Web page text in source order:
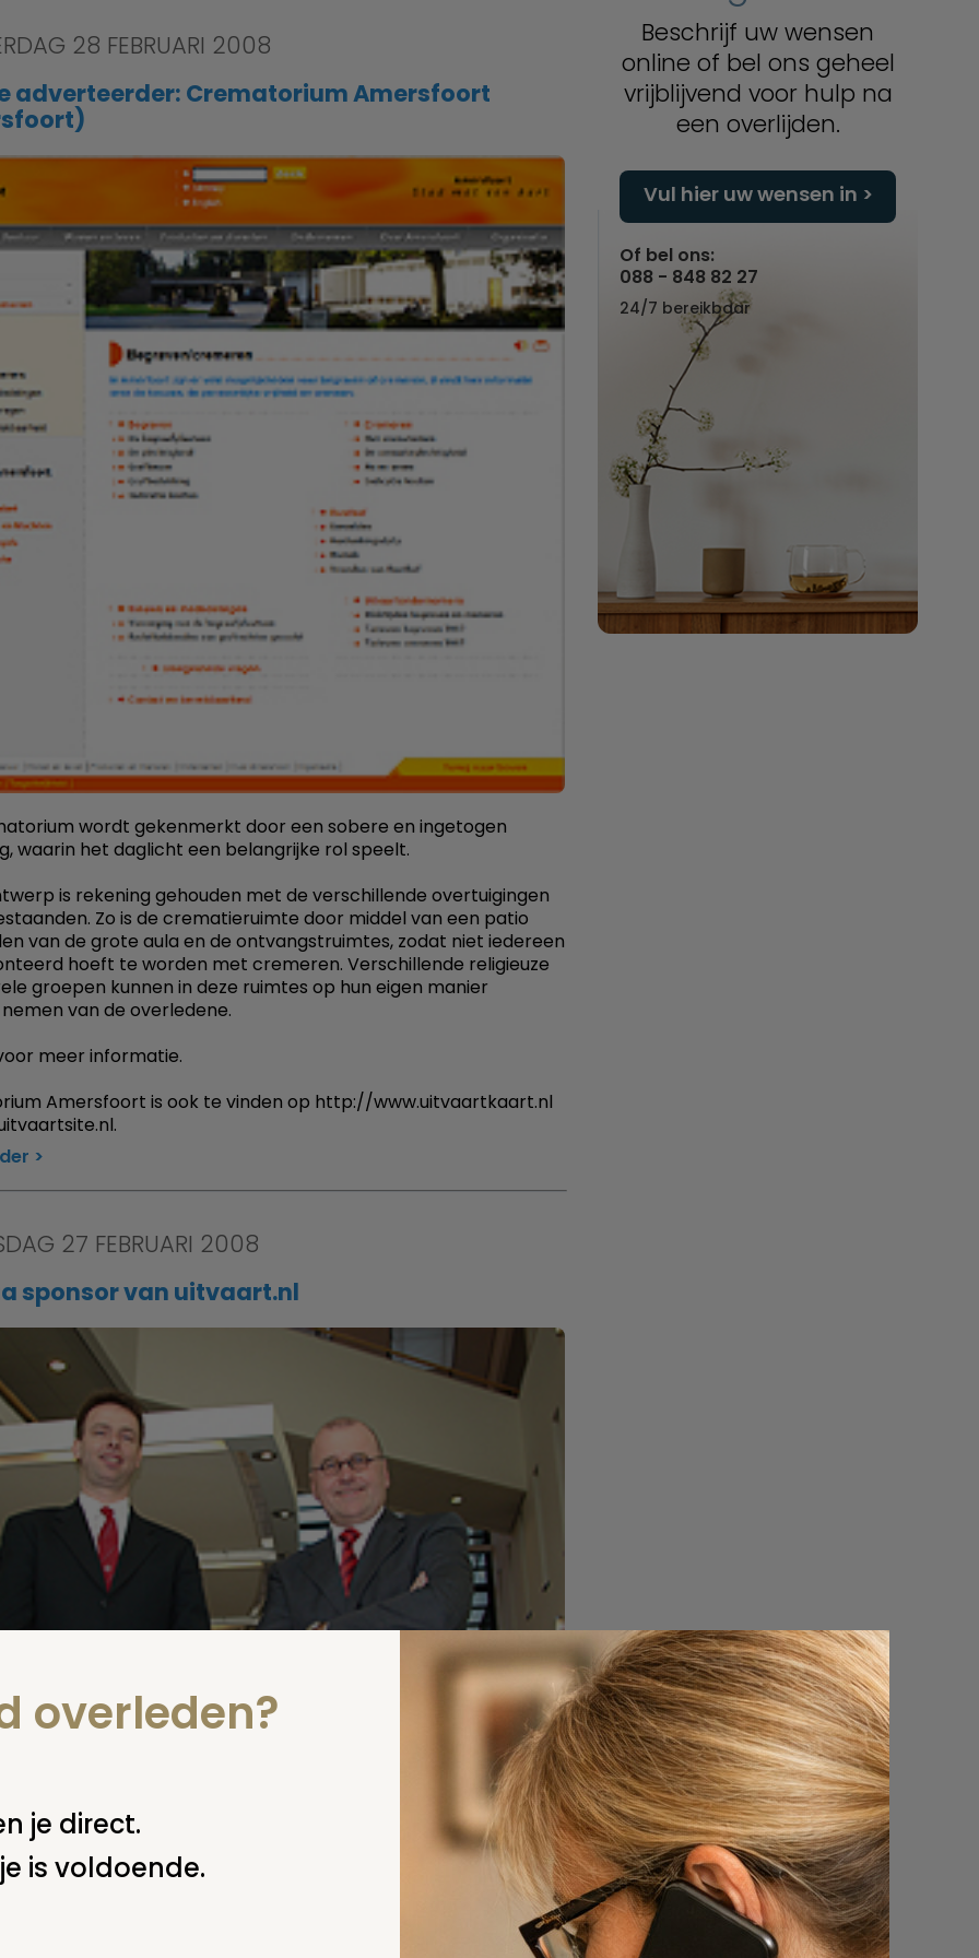
28 FEBRUARI 2008
adverteerder: Crematorium Amersfoort
wordt gekenmerkt door een sobere en ingetogen
waarin het daglicht een belangrijke rol speelt.
is rekening gehouden met de verschillende overtuigingen
Zo is de crematieruimte door middel van een patio
van de grote aula en de ontvangstruimtes, zodat niet iedereen
hoeft te worden met cremeren. Verschillende religieuze
groepen kunnen in deze ruimtes op hun eigen manier
van de overledene.
meer informatie.
Amersfoort is ook te vinden op http://www.uitvaartkaart.nl
27 FEBRUARI 2008
sponsor van uitvaart.nl
uitvaart.nl. Twee uitvaartspecialisten vinden elkaar in
Monuta is autoriteit op het gebied uitvaartzorg en
in Nederland. Uitvaart.nl is dat als het gaat om
Beschrijf uw wensen
online of bel ons geheel
vrijblijvend voor hulp na
een overlijden.
Vul hier uw wensen in
Of bel ons:
088 - 848 82 27
24/7 bereikbaar
overleden?
je direct.
is voldoende.